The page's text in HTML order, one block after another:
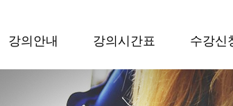
강의안내 강의시간표 수강신